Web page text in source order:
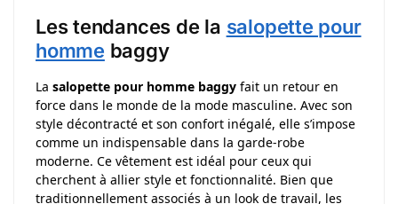
Les tendances de la salopette pour
homme baggy
La salopette pour homme baggy fait un retour en
force dans le monde de la mode masculine. Avec son
style décontracté et son confort inégalé, elle s’impose
comme un indispensable dans la garde-robe
moderne. Ce vêtement est idéal pour ceux qui
cherchent à allier style et fonctionnalité. Bien que
traditionnellement associés à un look de travail, les